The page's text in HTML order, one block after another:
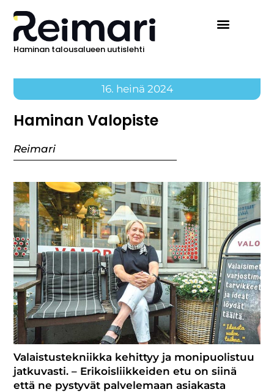
Haminan talousalueen uutislehti
16. heinä 2024
Haminan Valopiste
Reimari
Valaistustekniikka kehittyy ja monipuolistuu
jatkuvasti. – Erikoisliikkeiden etu on siinä
että ne pystyvät palvelemaan asiakasta